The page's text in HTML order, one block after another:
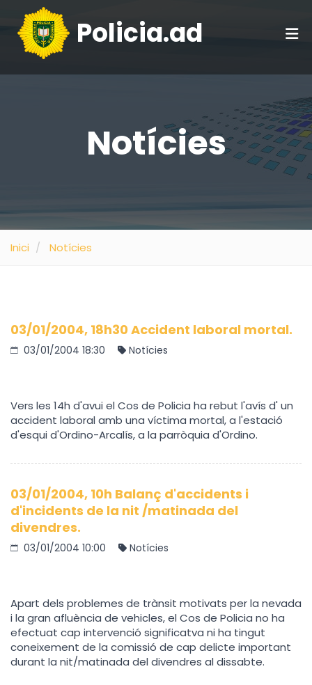
Policia.ad
Notícies
Inici Notícies
03/01/2004, 18h30 Accident laboral mortal.
03/01/2004 18:30 Notícies
Vers les 14h d'avui el Cos de Policia ha rebut l'avís d' un
accident laboral amb una víctima mortal, a l'estació
d'esqui d'Ordino-Arcalís, a la parròquia d'Ordino.
03/01/2004, 10h Balanç d'accidents i
d'incidents de la nit /matinada del
divendres.
03/01/2004 10:00 Notícies
Apart dels problemes de trànsit motivats per la nevada
i la gran afluència de vehicles, el Cos de Policia no ha
efectuat cap intervenció significatva ni ha tingut
coneixement de la comissió de cap delicte important
durant la nit/matinada del divendres al dissabte.